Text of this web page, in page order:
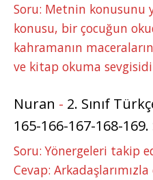
Soru: Metnin konusunu
konusu, bir çocuğun
kahramanın
ve kitap okuma
Nuran - 2. Sınıf
165-166-167-168-169.
Soru: Yönergeleri takip
Cevap: